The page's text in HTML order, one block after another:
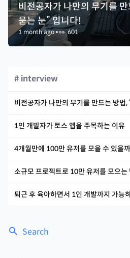
Search
비전공자가 나만의 무기를
묻는 눈” 입니다!
1 month ago•👀601
# interview
비전공자가 나만의 무기를 만드는 방법
1인 개발자가 토스 앱을 주목하는 이유
4개월만에 100만 유저를 모을 수 있을
소규모 프로젝트로 10만 유저를 모으는
퇴근 후 육아하면서 1인 개발까지 가능